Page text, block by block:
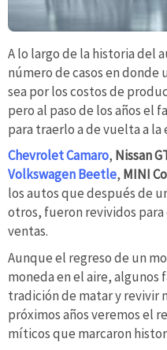
A lo largo de la historia del
número de casos en donde
sea por los costos de
pero al paso de los años el
para traerlo a de vuelta a la
Chevrolet Camaro, Nissan
Volkswagen Beetle, MINI
los autos que después de
otros, fueron revividos
ventas.
Aunque el regreso de un
moneda en el aire,
tradición de matar y revivir
próximos años veremos el
míticos que marcaron